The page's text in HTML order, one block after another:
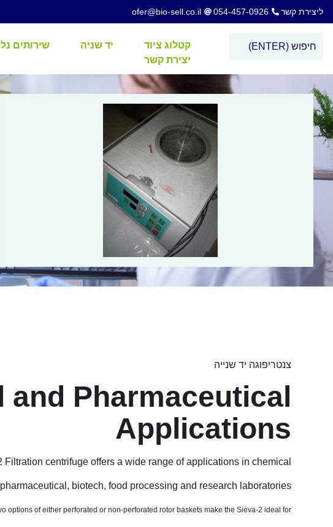
ליצירת קשר 054-457-0926
ofer@bio-sell.co.il
קטלוג ציוד יד שניה שירותים
יצירת קשר
צנטריפוגה יד שנייה
and Pharmaceutical
Applications
centrifuge offers a wide range of applications in chemical,
pharmaceutical, biotech, food processing and research laboratories.
options of either perforated or non-perforated rotor baskets make the Sieva-2 ideal for